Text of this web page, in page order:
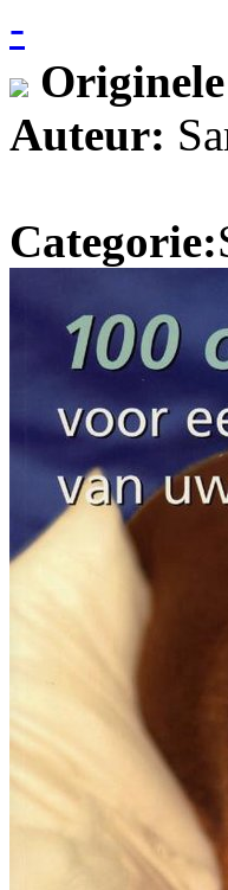
-
Auteur:
Categorie: